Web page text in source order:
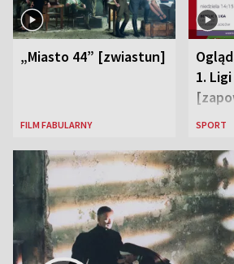
„Miasto 44” [zwiastun]
FILM FABULARNY
1.
SPORT